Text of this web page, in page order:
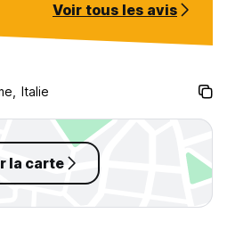
Voir tous les avis
Italie
la carte